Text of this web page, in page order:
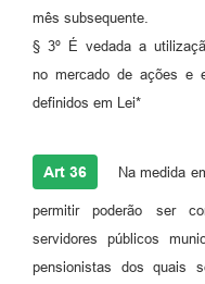
mês subsequente.
§ 3º É vedada a
no mercado de ações e
definidos em Lei*
Art 36 Na medida
permitir poderão ser
servidores públicos
pensionistas dos quais